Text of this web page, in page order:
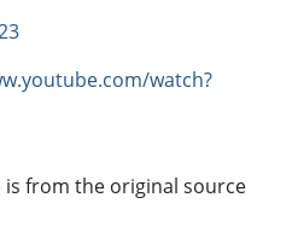
watch?
from the original source